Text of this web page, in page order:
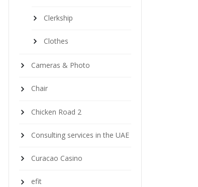
Clerkship
Clothes
Cameras & Photo
Chair
Chicken Road 2
Consulting services in the UAE
Curacao Casino
efit